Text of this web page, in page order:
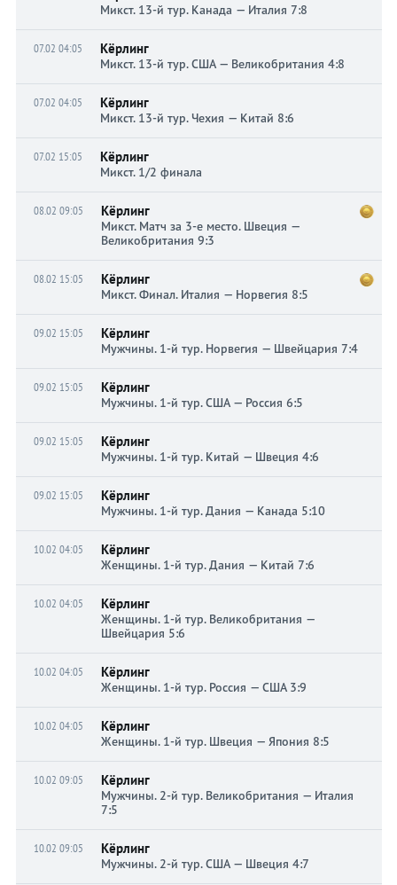
Микст. 13-й тур. Канада — Италия 7:8
07.02 04:05 Кёрлинг
Микст. 13-й тур. США — Великобритания 4:8
07.02 04:05 Кёрлинг
Микст. 13-й тур. Чехия — Китай 8:6
07.02 15:05 Кёрлинг
Микст. 1/2 финала
08.02 09:05 Кёрлинг
Микст. Матч за 3-е место. Швеция —
Великобритания 9:3
08.02 15:05 Кёрлинг
Микст. Финал. Италия — Норвегия 8:5
09.02 15:05 Кёрлинг
Мужчины. 1-й тур. Норвегия — Швейцария 7:4
09.02 15:05 Кёрлинг
Мужчины. 1-й тур. США — Россия 6:5
09.02 15:05 Кёрлинг
Мужчины. 1-й тур. Китай — Швеция 4:6
09.02 15:05 Кёрлинг
Мужчины. 1-й тур. Дания — Канада 5:10
10.02 04:05 Кёрлинг
Женщины. 1-й тур. Дания — Китай 7:6
10.02 04:05 Кёрлинг
Женщины. 1-й тур. Великобритания —
Швейцария 5:6
10.02 04:05 Кёрлинг
Женщины. 1-й тур. Россия — США 3:9
10.02 04:05 Кёрлинг
Женщины. 1-й тур. Швеция — Япония 8:5
10.02 09:05 Кёрлинг
Мужчины. 2-й тур. Великобритания — Италия
7:5
10.02 09:05 Кёрлинг
Мужчины. 2-й тур. США — Швеция 4:7